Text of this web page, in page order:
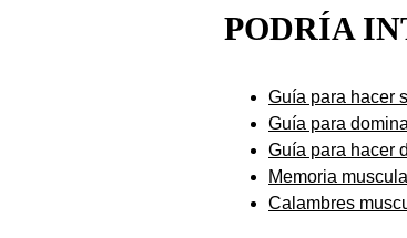
PODRÍA
Guía para hacer
Guía para
Guía para hacer
Memoria
Calambres